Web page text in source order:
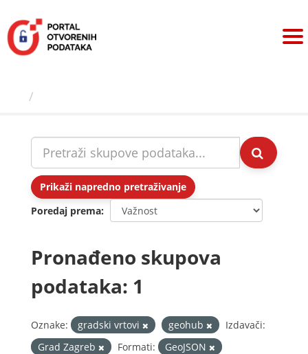
sadržaj
Prikaži napredno pretraživanje
Poredaj prema
Pronađeno skupova
podataka: 1
Oznake: gradski vrtovi geohub
Izdavači:
Grad Zagreb
Formati:
GeoJSON